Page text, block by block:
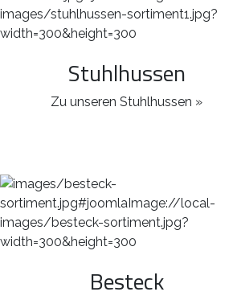
Stuhlhussen
Zu unseren Stuhlhussen »
Besteck